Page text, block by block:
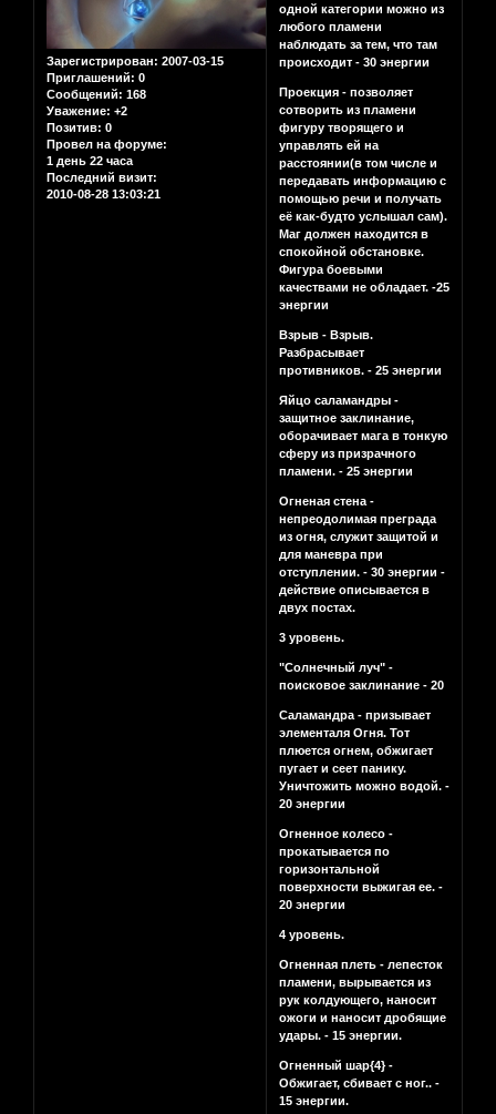
Зарегистрирован: 2007-03-15
Приглашений: 0
Сообщений: 168
Уважение: +2
Позитив: 0
Провел на форуме:
1 день 22 часа
Последний визит:
2010-08-28 13:03:21
одной категории можно из
любого пламени
наблюдать за тем, что там
происходит - 30 энергии
Проекция - позволяет
сотворить из пламени
фигуру творящего и
управлять ей на
расстоянии(в том числе и
передавать информацию с
помощью речи и получать
её как-будто услышал сам).
Маг должен находится в
спокойной обстановке.
Фигура боевыми
качествами не обладает. -25
энергии
Взрыв - Взрыв.
Разбрасывает
противников. - 25 энергии
Яйцо саламандры -
защитное заклинание,
оборачивает мага в тонкую
сферу из призрачного
пламени. - 25 энергии
Огненая стена -
непреодолимая преграда
из огня, служит защитой и
для маневра при
отступлении. - 30 энергии -
действие описывается в
двух постах.
3 уровень.
"Солнечный луч" -
поисковое заклинание - 20
Саламандра - призывает
элементаля Огня. Тот
плюется огнем, обжигает
пугает и сеет панику.
Уничтожить можно водой. -
20 энергии
Огненное колесо -
прокатывается по
горизонтальной
поверхности выжигая ее. -
20 энергии
4 уровень.
Огненная плеть - лепесток
пламени, вырывается из
рук колдующего, наносит
ожоги и наносит дробящие
удары. - 15 энергии.
Огненный шар{4} -
Обжигает, сбивает с ног.. -
15 энергии.